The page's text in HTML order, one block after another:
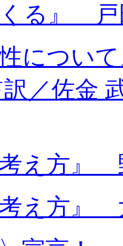
くる』
性につい
／佐金
考え方』
考え方』